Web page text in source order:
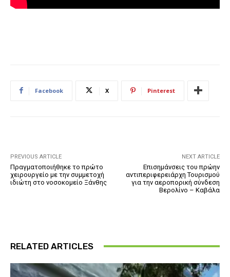
Facebook X Pinterest
PREVIOUS ARTICLE
Πραγματοποιήθηκε το πρώτο
χειρουργείο με την συμμετοχή
ιδιώτη στο νοσοκομείο Ξάνθης
NEXT ARTICLE
Επισημάνσεις του πρώην
αντιπεριφερειάρχη Τουρισμού
για την αεροπορική σύνδεση
Βερολίνο – Καβάλα
RELATED ARTICLES